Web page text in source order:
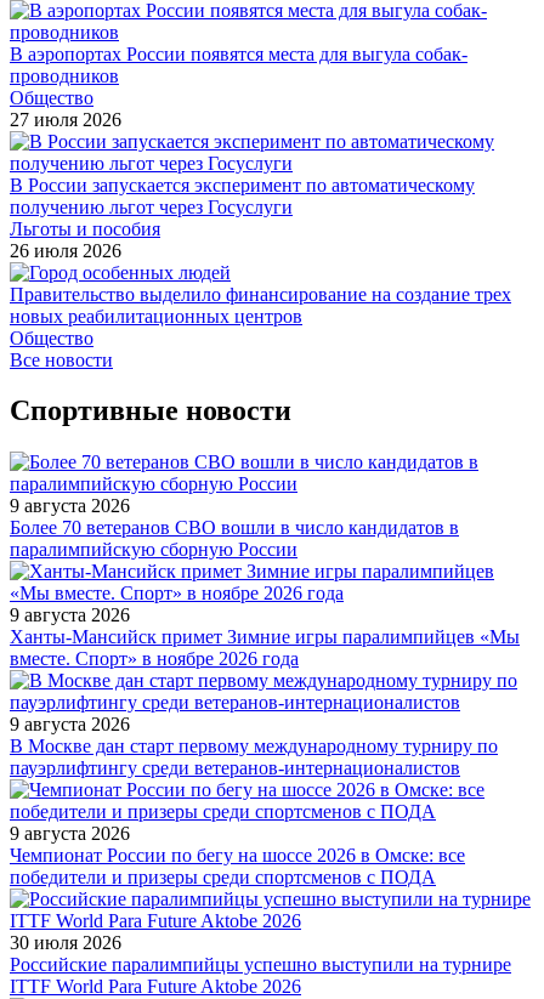
В аэропортах России появятся места для выгула собак-
проводников
Общество
27 июля 2026
В России запускается эксперимент по автоматическому
получению льгот через Госуслуги
Льготы и пособия
26 июля 2026
Правительство выделило финансирование на создание трех
новых реабилитационных центров
Общество
Все новости
Спортивные новости
9 августа 2026
Более 70 ветеранов СВО вошли в число кандидатов в
паралимпийскую сборную России
9 августа 2026
Ханты-Мансийск примет Зимние игры паралимпийцев «Мы
вместе. Спорт» в ноябре 2026 года
9 августа 2026
В Москве дан старт первому международному турниру по
пауэрлифтингу среди ветеранов-интернационалистов
9 августа 2026
Чемпионат России по бегу на шоссе 2026 в Омске: все
победители и призеры среди спортсменов с ПОДА
30 июля 2026
Российские паралимпийцы успешно выступили на турнире
ITTF World Para Future Aktobe 2026